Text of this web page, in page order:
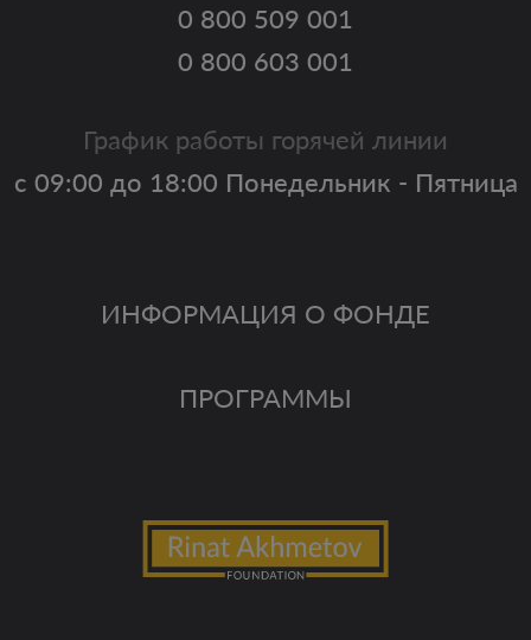
ИНФОРМАЦИЯ О ФОНДЕ
ПРОГРАММЫ
0 800 509 001
0 800 603 001
График работы горячей линии
с 09:00 до 18:00 Понедельник - Пятница